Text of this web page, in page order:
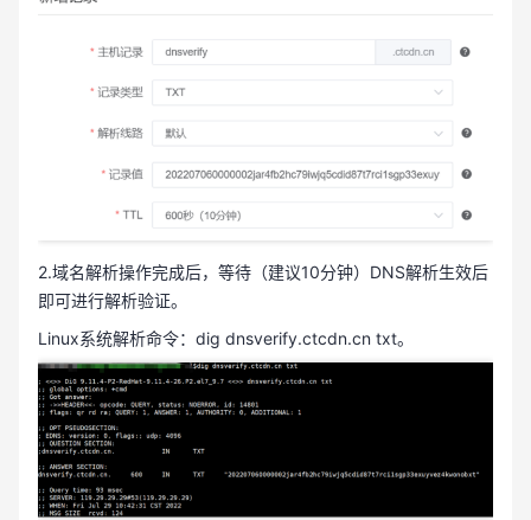
2.域名解析操作完成后，等待（建议10分钟）DNS解析生效后
即可进行解析验证。
Linux系统解析命令：dig dnsverify.ctcdn.cn txt。